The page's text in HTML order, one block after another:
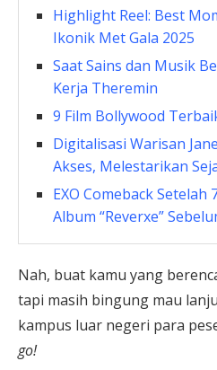
Highlight Reel: Best
Ikonik Met Gala 2025
Saat Sains dan Musik
Kerja Theremin
9 Film Bollywood
Digitalisasi Warisan
Akses, Melestarikan
EXO Comeback
Album “Reverxe”
Nah, buat kamu yang
tapi masih bingung mau
kampus luar negeri para
go!